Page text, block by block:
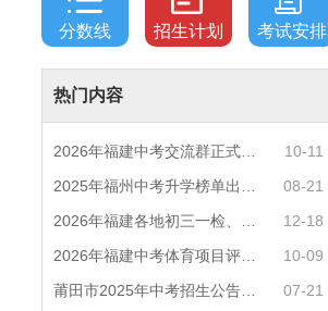
分数线 招生计划 考试安排
热门内容
10-11
08-21
12-18
10-09
07-21